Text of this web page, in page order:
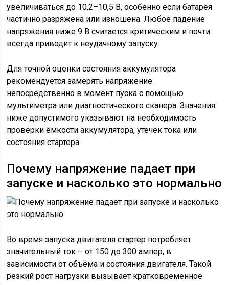
увеличиваться до 10,2–10,5 В, особенно если батарея
частично разряжена или изношена. Любое падение
напряжения ниже 9 В считается критическим и почти
всегда приводит к неудачному запуску.
Для точной оценки состояния аккумулятора
рекомендуется замерять напряжение
непосредственно в момент пуска с помощью
мультиметра или диагностического сканера. Значения
ниже допустимого указывают на необходимость
проверки ёмкости аккумулятора, утечек тока или
состояния стартера.
Почему напряжение падает при
запуске и насколько это нормально
Во время запуска двигателя стартер потребляет
значительный ток – от 150 до 300 ампер, в
зависимости от объёма и состояния двигателя. Такой
резкий рост нагрузки вызывает кратковременное